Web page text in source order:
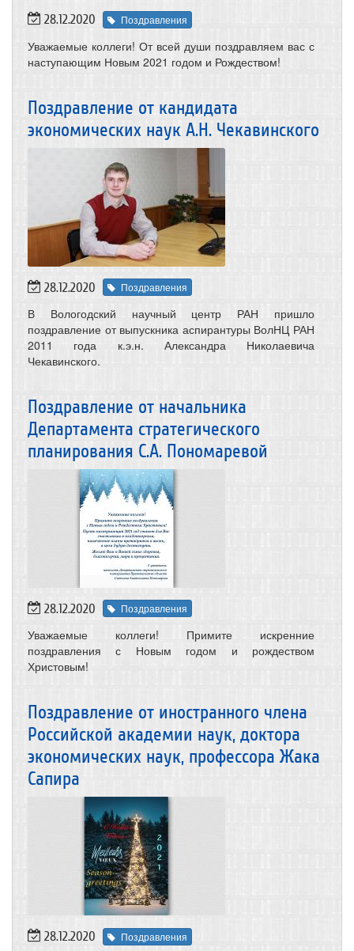
28.12.2020 Поздравления
Уважаемые коллеги! От всей души поздравляем вас с
наступающим Новым 2021 годом и Рождеством!
Поздравление от кандидата
экономических наук А.Н. Чекавинского
28.12.2020 Поздравления
В Вологодский научный центр РАН пришло
поздравление от выпускника аспирантуры ВолНЦ РАН
2011 года к.э.н. Александра Николаевича
Чекавинского.
Поздравление от начальника
Департамента стратегического
планирования С.А. Пономаревой
28.12.2020 Поздравления
Уважаемые коллеги! Примите искренние
поздравления с Новым годом и рождеством
Христовым!
Поздравление от иностранного члена
Российской академии наук, доктора
экономических наук, профессора Жака
Сапира
28.12.2020 Поздравления